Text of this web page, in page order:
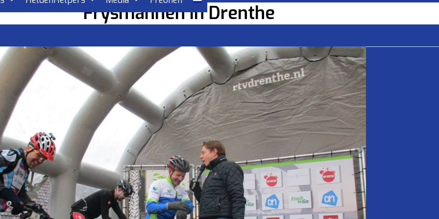
Frysmannen in Drenthe